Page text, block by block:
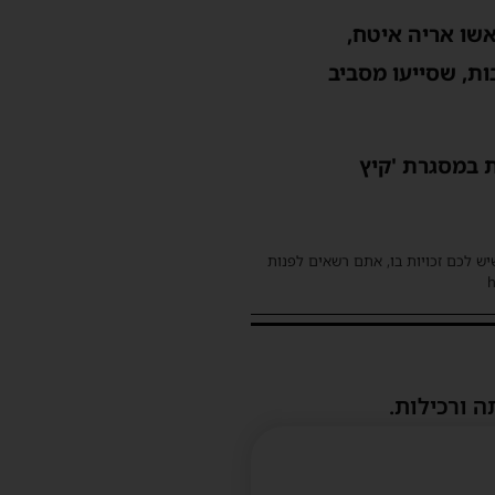
אריה איטח,
שסייעו מסביב
במסגרת 'קיץ
לכם זכויות בו, אתם רשאים לפנות
ורכילות.